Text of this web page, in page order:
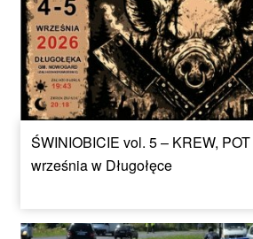
ŚWINIOBICIE vol. 5 – KREW,
września w Długołęce